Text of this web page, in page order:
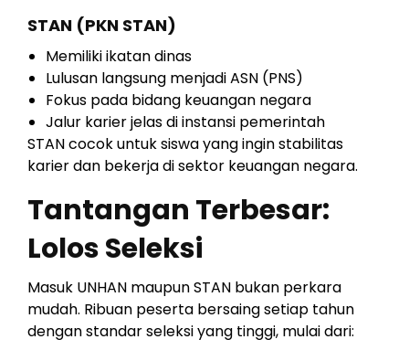
STAN (PKN STAN)
Memiliki ikatan dinas
Lulusan langsung menjadi ASN (PNS)
Fokus pada bidang keuangan negara
Jalur karier jelas di instansi pemerintah
STAN cocok untuk siswa yang ingin stabilitas
karier dan bekerja di sektor keuangan negara.
Tantangan Terbesar:
Lolos Seleksi
Masuk UNHAN maupun STAN bukan perkara
mudah. Ribuan peserta bersaing setiap tahun
dengan standar seleksi yang tinggi, mulai dari: